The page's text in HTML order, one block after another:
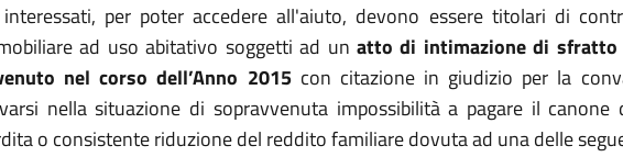
per poter accedere all'aiuto, devono essere titolari di
ad uso abitativo soggetti ad un atto di intimazione di sfratto
nel corso dell’Anno 2015con citazione in giudizio per la
nella situazione di sopravvenuta impossibilità a pagare il canone
o consistente riduzione del reddito familiare dovuta ad una delle